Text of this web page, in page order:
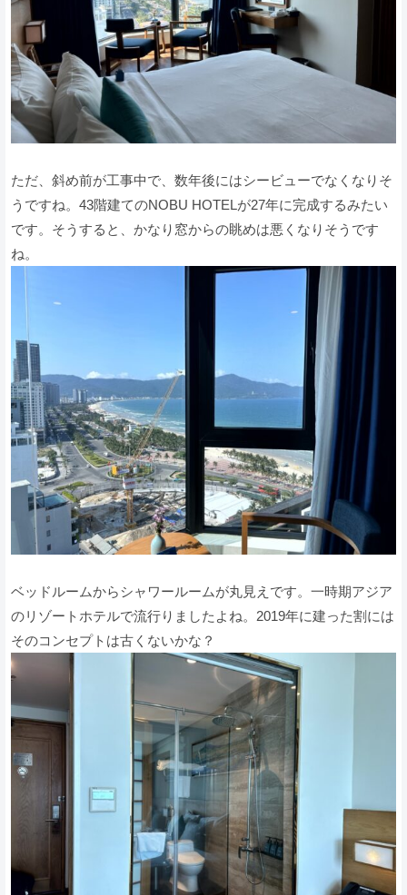
ただ、斜め前が工事中で、数年後にはシービューでなくなりそ
うですね。43階建てのNOBU HOTELが27年に完成するみたい
です。そうすると、かなり窓からの眺めは悪くなりそうです
ね。
ベッドルームからシャワールームが丸見えです。一時期アジア
のリゾートホテルで流行りましたよね。2019年に建った割には
そのコンセプトは古くないかな？